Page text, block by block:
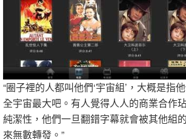
“圈子裡的人都叫他們‘宇宙組’，大概是指
全宇宙最大吧。有人覺得人人的商業合作
純潔性，他們一旦翻錯字幕就會被其他組
來無數轉發。”